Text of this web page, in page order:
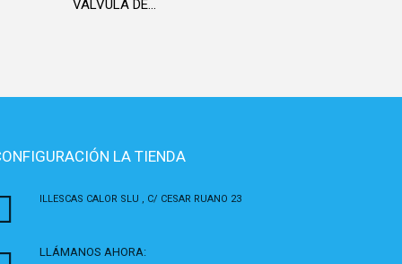
VALVULA DE...
LA TIENDA
ILLESCAS CALOR SLU , C/ CESAR RUANO 23
LLÁMANOS AHORA: